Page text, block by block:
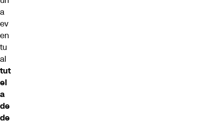
a
ev
en
tu
al
tut
el
a
de
de